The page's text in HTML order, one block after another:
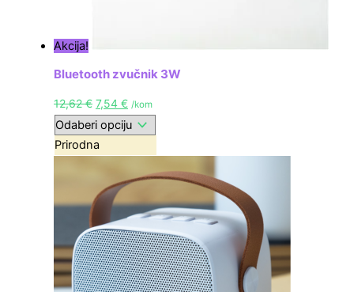
Akcija!
Bluetooth zvučnik 3W
12,62€ 7,54 € /kom
Prirodna